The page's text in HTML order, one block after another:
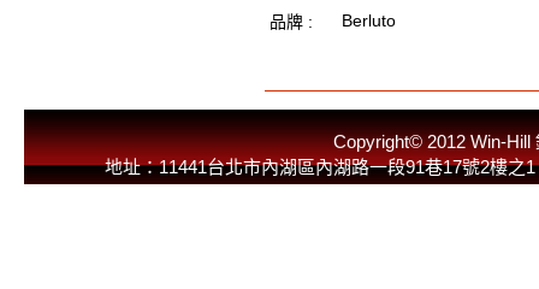
品牌 : Berluto
Copyright© 2012 Win-
地址：11441台北市內湖區內湖路一段91巷17號2樓